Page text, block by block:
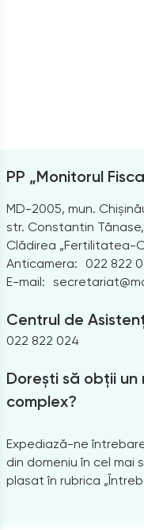
PP „Monitorul
MD-2005, mun.
str. Constantin
Clădirea „Fertilitatea-
Anticamera:
022 822
E-mail:
Centrul de
022 822 024
Dorești să obții
complex?
Expediază-ne
din domeniu în cel mai
plasat în rubrica